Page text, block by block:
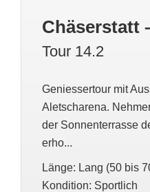
Chäserstatt
Tour 14.2
Geniessertour mit
Aletscharena.
der Sonnenterrasse
erho...
Länge: Lang (50 bis
Kondition: Sportlich